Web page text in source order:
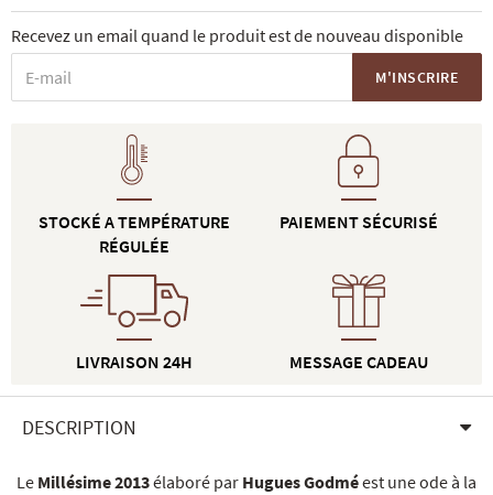
Recevez un email quand le produit est de nouveau disponible
M'INSCRIRE
STOCKÉ A TEMPÉRATURE
RÉGULÉE
LIVRAISON 24H
PAIEMENT SÉCURISÉ
MESSAGE CADEAU
DESCRIPTION
Le Millésime 2013élaboré par Hugues Godméest une ode à la